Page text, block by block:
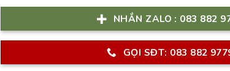
NHẮN ZALO : 083 882
GỌI SĐT: 083 882